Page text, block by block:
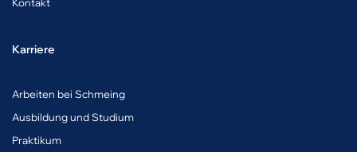
Karriere
Arbeiten bei Schmeing
Ausbildung und Studium
Praktikum